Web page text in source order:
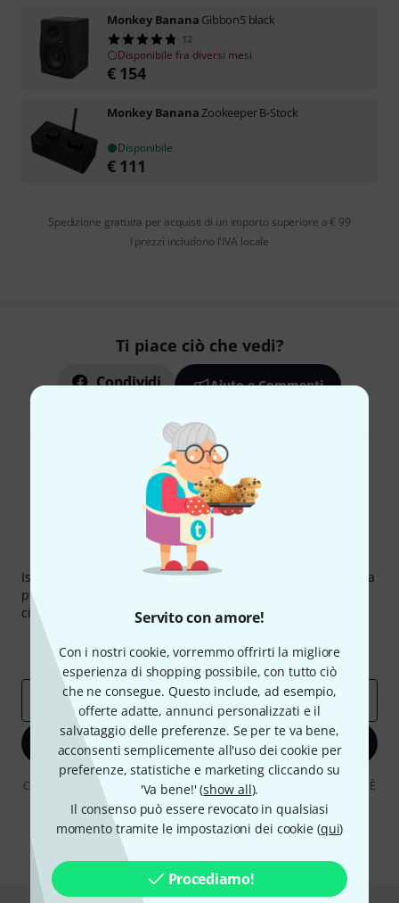
Servito con amore!
Con i nostri cookie, vorremmo offrirti la migliore
esperienza di shopping possibile, con tutto ciò
che ne consegue. Questo include, ad esempio,
offerte adatte, annunci personalizzati e il
salvataggio delle preferenze. Se per te va bene,
acconsenti semplicemente all'uso dei cookie per
preferenze, statistiche e marketing cliccando su
'Va bene!' (show all).
Il consenso può essere revocato in qualsiasi
momento tramite le impostazioni dei cookie (qui)
Procediamo!
Monkey Banana Gibbon5 black
12
Disponibile fra diversi mesi
€ 154
Monkey Banana Zookeeper B-Stock
Disponibile
€ 111
Spedizione gratuita per acquisti di un importo superiore a € 99
I prezzi includono l'IVA locale
Ti piace ciò che vedi?
Condividi Aiuto e Commenti
Thomann Newsletter
Iscriviti alla newsletter di Thomann, e con un po' di fortuna
potrai vincere uno dei 50 buoni del valore di 50 euro
ciascuno!
Approfondimenti Thomann
Indirizzo e-mail*
Iscriviti ora
Cliccando su "Iscriviti ora", lei accetta di ricevere pubblicità via e-mail. È
possibile annullare l'iscrizione in qualsiasi momento. Può trovare
ulteriori informazioni sulla newsletter nelle nostre linee guida per la
protezione dei datidata protection guideline.